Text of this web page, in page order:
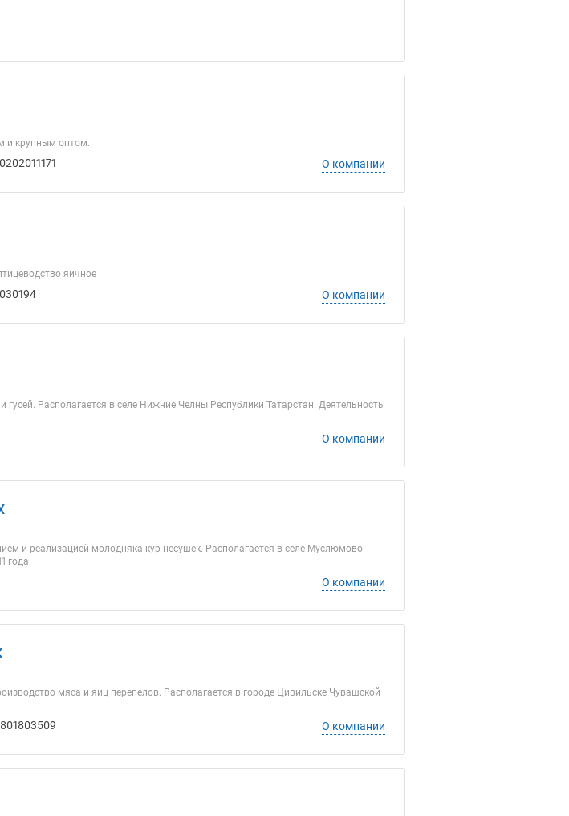
и крупным оптом.
О компании
яичное
О компании
Располагается в селе Нижние Челны Республики Татарстан. Деятельность
О компании
и реализацией молодняка кур несушек. Располагается в селе Муслюмово
года
О компании
мяса и яиц перепелов. Располагается в городе Цивильске Чувашской
О компании